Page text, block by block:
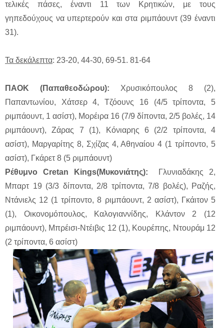
τελικές πάσες, έναντι 11 των Κρητικών, με τους
γηπεδούχους να υπερτερούν και στα ριμπάουντ (39 έναντι
31).
Τα δεκάλεπτα: 23-20, 44-30, 69-51. 81-64
ΠΑΟΚ (Παπαθεοδώρου): Χρυσικόπουλος 8 (2),
Παπαντωνίου, Χάτσερ 4, Τζόουνς 16 (4/5 τρίποντα, 5
ριμπάουντ, 1 ασίστ), Μορέιρα 16 (7/9 δίποντα, 2/5 βολές, 14
ριμπάουντ), Ζάρας 7 (1), Κόνιαρης 6 (2/2 τρίποντα, 4
ασίστ), Μαργαρίτης 8, Σχίζας 4, Αθηναίου 4 (1 τρίποντο, 5
ασίστ), Γκάρετ 8 (5 ριμπάουντ)
Ρέθυμνο Cretan Kings(Μυκονιάτης): Γλυνιαδάκης 2,
Μπαρτ 19 (3/3 δίποντα, 2/8 τρίποντα, 7/8 βολές), Ραζής,
Ντάνιελς 12 (1 τρίποντο, 8 ριμπάουντ, 2 ασίστ), Γκάιτον 5
(1), Οικονομόπουλος, Καλογιαννίδης, Κλάντον 2 (12
ριμπάουντ), Μπρέισι-Ντέιβις 12 (1), Κουρέπης, Ντουράμ 12
(2 τρίποντα, 6 ασίστ)